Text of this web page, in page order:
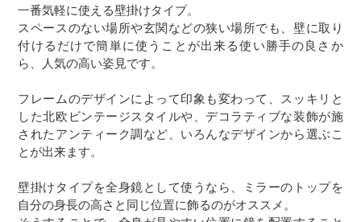
一番気軽に使える壁掛けタイプ。
スペースのない場所や玄関などの狭い場所でも、壁に取り
付けるだけで簡単に使うことが出来る使い勝手の良さか
ら、人気の高い姿見です。
フレームのデザインによって印象も変わって、スッキリと
した北欧ビンテージスタイルや、デコラティブな装飾が施
されたアンティーク調など、いろんなデザインから選ぶこ
とが出来ます。
壁掛けタイプを全身鏡として使うなら、ミラーのトップを
自分の身長の高さと同じ位置に飾るのがオススメ。